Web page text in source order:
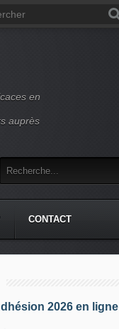
en
auprès
CONTACT
2026 en ligne